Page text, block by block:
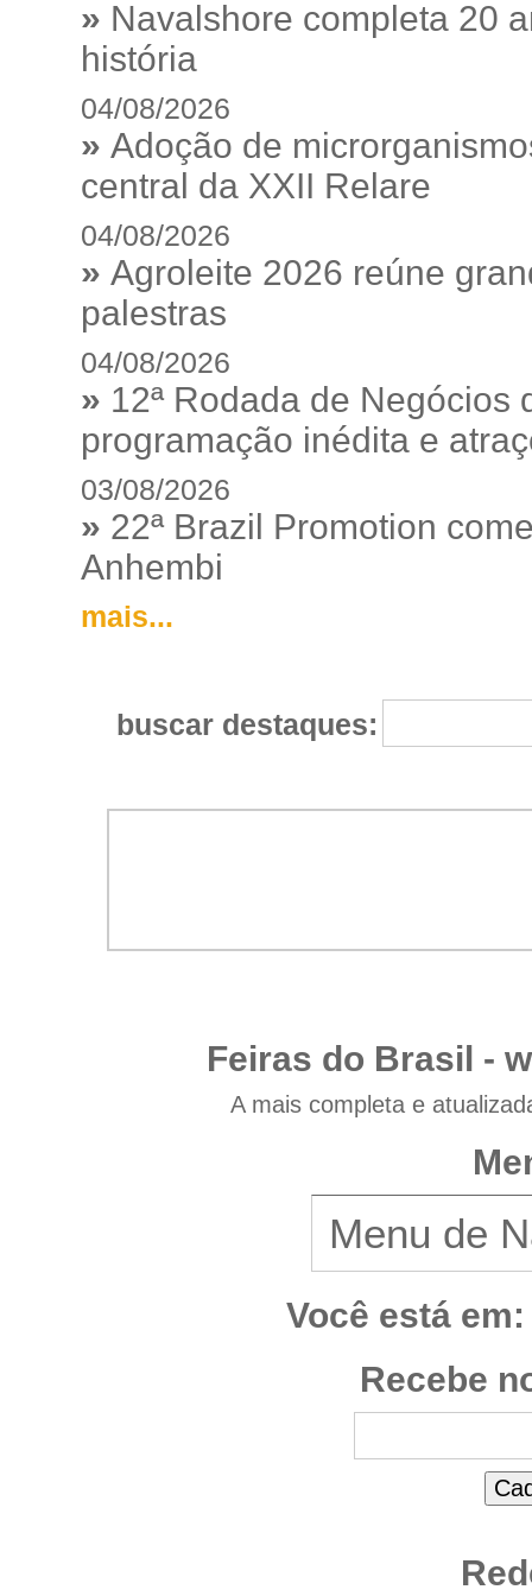
» Navalshore completa 20
história
04/08/2026
» Adoção de
central da XXII Relare
04/08/2026
» Agroleite 2026 reúne
palestras
04/08/2026
» 12ª Rodada de Negócios
programação inédita e
03/08/2026
» 22ª Brazil Promotion
Anhembi
mais...
buscar destaques:
Feiras do Brasil -
A mais completa e
Você está em:
Recebe